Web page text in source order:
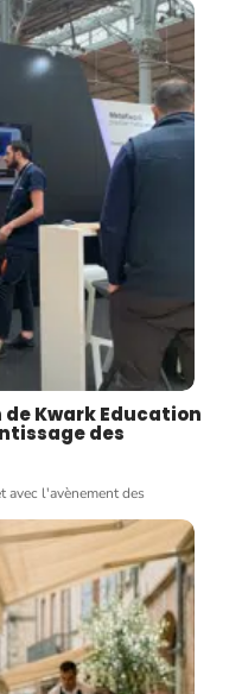
de Kwark Education
des
avec l'avènement des